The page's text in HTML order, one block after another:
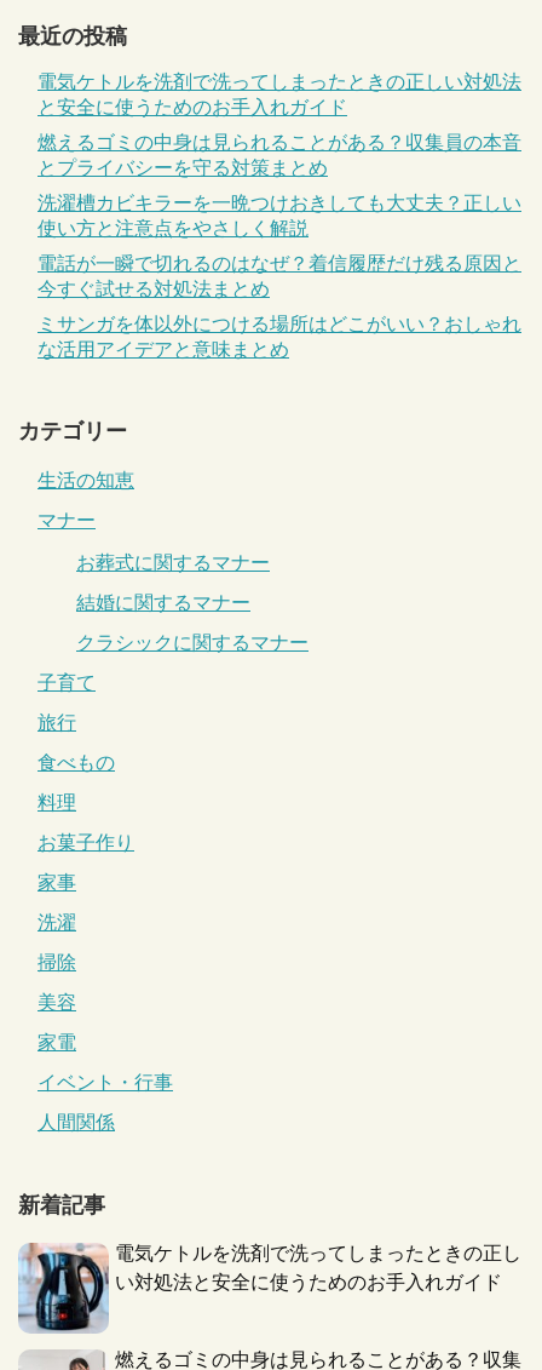
最近の投稿
電気ケトルを洗剤で洗ってしまったときの正しい対処法
と安全に使うためのお手入れガイド
燃えるゴミの中身は見られることがある？収集員の本音
とプライバシーを守る対策まとめ
洗濯槽カビキラーを一晩つけおきしても大丈夫？正しい
使い方と注意点をやさしく解説
電話が一瞬で切れるのはなぜ？着信履歴だけ残る原因と
今すぐ試せる対処法まとめ
ミサンガを体以外につける場所はどこがいい？おしゃれ
な活用アイデアと意味まとめ
カテゴリー
生活の知恵
マナー
お葬式に関するマナー
結婚に関するマナー
クラシックに関するマナー
子育て
旅行
食べもの
料理
お菓子作り
家事
洗濯
掃除
美容
家電
イベント・行事
人間関係
新着記事
電気ケトルを洗剤で洗ってしまったときの正し
い対処法と安全に使うためのお手入れガイド
燃えるゴミの中身は見られることがある？収集